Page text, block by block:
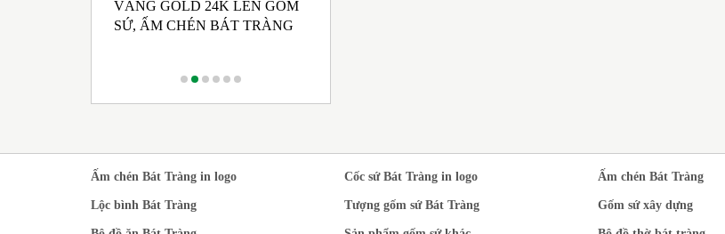
VÀNG GOLD 24K LÊN GỐM
SỨ, ẤM CHÉN BÁT TRÀNG
Ấm chén Bát Tràng in logo Cốc sứ Bát Tràng in logo Ấm chén Bát Tràng
Lộc bình Bát Tràng Tượng gốm sứ Bát Tràng Gốm sứ xây dựng